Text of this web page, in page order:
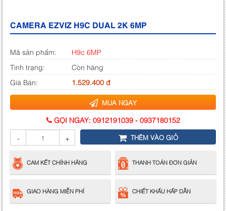
CAMERA EZVIZ H9C DUAL 2K 6MP
Mã sản phẩm:
H9c 6MP
Tình trạng:
Còn hàng
Giá Bán:
1.529.400 đ
MUA NGAY
GỌI NGAY: 0912191039- 0937180152
-
+ THÊM VÀO GIỎ
CAM KẾT CHÍNH HÃNG THANH TOÁN ĐƠN GIẢN
GIAO HÀNG MIỄN PHÍ CHIẾT KHẤU HẤP DẪN